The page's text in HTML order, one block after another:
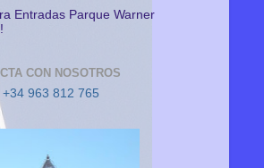
Entradas Parque Warner
CON NOSOTROS
963 812 765